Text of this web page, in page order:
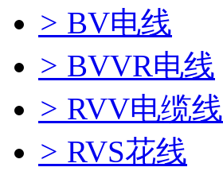
> BV电线
> BVVR电线
> RVV电缆线
> RVS花线